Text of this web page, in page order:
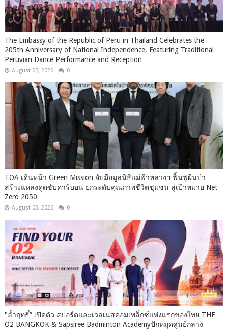
The Embassy of the Republic of Peru in Thailand Celebrates the
205th Anniversary of National Independence, Featuring Traditional
Peruvian Dance Performance and Reception
August 05, 2026 0
TOA เดินหน้า Green Mission จับมือมูลนิธิแม่ฟ้าหลวงฯ ฟื้นฟูผืนป่า
สร้างแหล่งดูดซับคาร์บอน ยกระดับคุณภาพชีวิตชุมชน สู่เป้าหมาย Net
Zero 2050
August 03, 2026 0
"ล้ำฤทธิ์” เปิดตัว สปอร์ตและเวลเนสคอมเพล็กซ์แห่งแรกของไทย THE
O2 BANGKOK & Sapsiree Badminton Academyปักหมุดศูนย์กลาง